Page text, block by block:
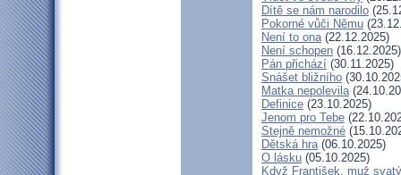
Dítě se nám narodilo
Pokorné vůči Němu
Není to ona(22.12.2025)
Není schopen (16.12.2025)
Pán přichází (30.11.2025)
Snášet bližního
Matka nepolevila
Definice (23.10.2025)
Jenom pro Tebe
Stejně nemožné
Dětská hra(06.10.2025)
O lásku (05.10.2025)
Když František, muž svatý